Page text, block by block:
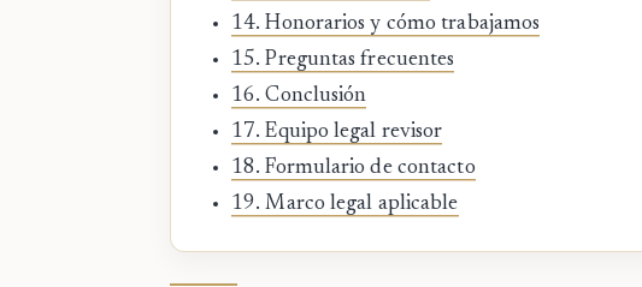
14. Honorarios y cómo trabajamos
15. Preguntas frecuentes
16. Conclusión
17. Equipo legal revisor
18. Formulario de contacto
19. Marco legal aplicable